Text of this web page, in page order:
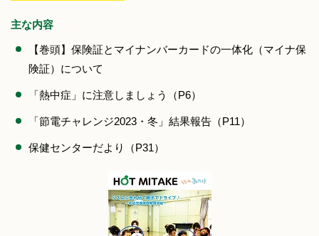
主な内容
【巻頭】保険証とマイナンバーカードの一体化（マイナ保
険証）について
「熱中症」に注意しましょう（P6）
「節電チャレンジ2023・冬」結果報告（P11）
保健センターだより（P31）